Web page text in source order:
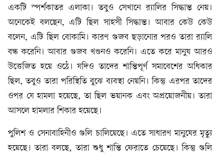
একটি স্পর্শকাতর এলাকা। তবুও সেখানে র‍্যালির সিদ্ধান্ত নেয়।
অনেকেই বলছেন, এটি ছিল সাহসী সিদ্ধান্ত। আবার কেউ কেউ
বলেন, এটি ছিল বোকামি। কারণ গুজব ছড়ানোর পরও তারা র‍্যালি
বন্ধ করেনি। আবার গুজব খণ্ডনও করেনি। এতে করে মানুষ আরও
উত্তেজিত হয়ে ওঠে। যদিও তাদের শান্তিপূর্ণ সমাবেশের অধিকার
ছিল, তবুও তারা পরিস্থিতি বুঝে ব্যবস্থা নেয়নি। কিন্তু এরপর তাদের
ওপর যে হামলা হয়েছে, তা ছিল ভয়ানক এবং অপ্রয়োজনীয়। তারা
আসলে হামলার শিকার হয়েছে।
পুলিশ ও সেনাবাহিনীও গুলি চালিয়েছে। এতে সাধারণ মানুষের মৃত্যু
হয়েছে। তারা বলছে, তারা শুধু শান্তি ফেরাতে চেয়েছে। কিন্তু গুলি